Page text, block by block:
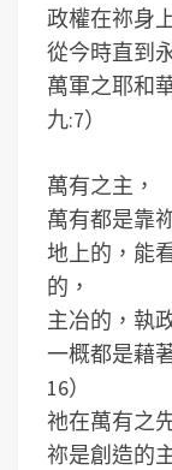
政權在祢身
從今時直到
萬軍之耶和
九:7）
萬有之主，
萬有都是靠
地上的，能
的，
主冶的，執
一概都是藉
16）
祂在萬有之
祢是創造的